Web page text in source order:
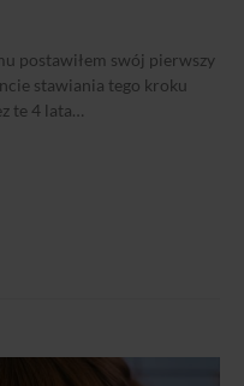
postawiłem swój pierwszy
stawiania tego kroku
te 4 lata…